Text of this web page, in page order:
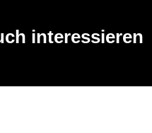
interessieren